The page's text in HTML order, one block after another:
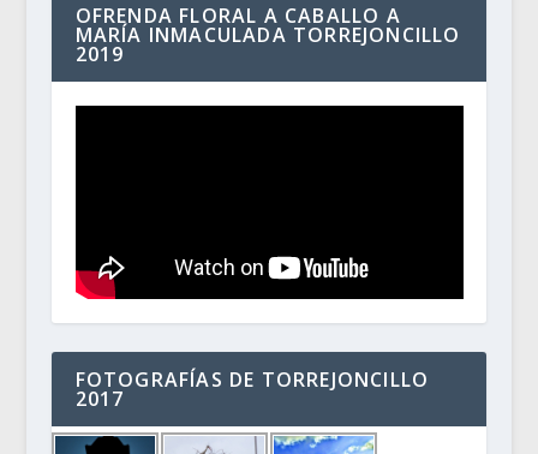
OFRENDA FLORAL A CABALLO A
MARÍA INMACULADA TORREJONCILLO
2019
FOTOGRAFÍAS DE TORREJONCILLO
2017